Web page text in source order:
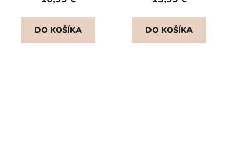
DO KOŠÍKA
5,0
z
DO KOŠÍKA